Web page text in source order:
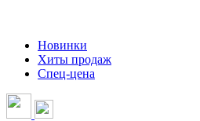
Новинки
Хиты продаж
Спец-цена